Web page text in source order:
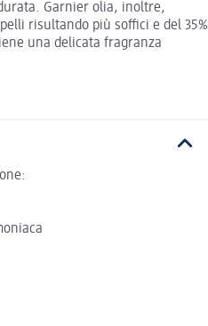
Garnier olia, inoltre,
risultando più soffici e del 35%
una delicata fragranza